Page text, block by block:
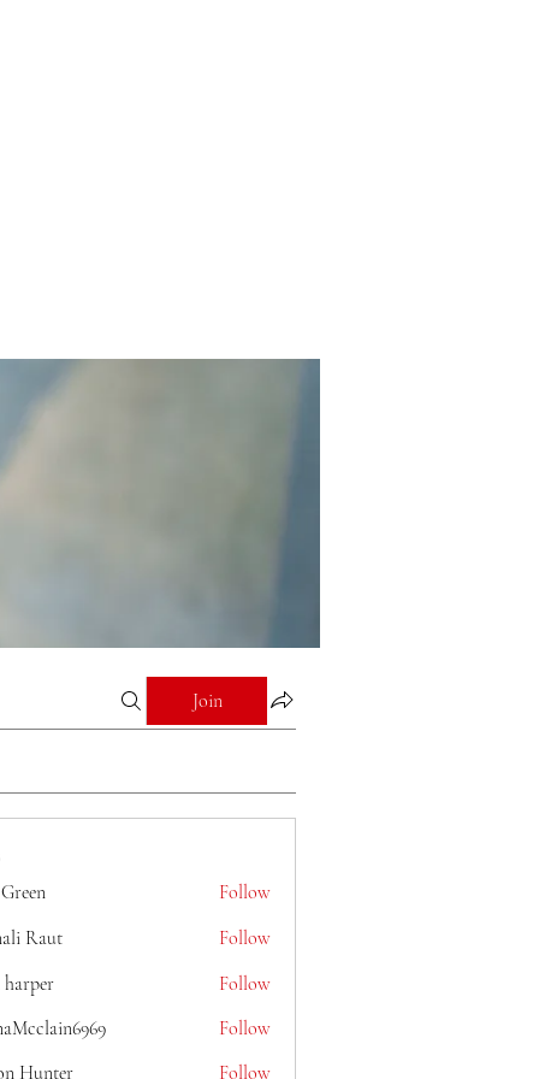
Join
Follow
Raut
Follow
harper
Follow
Follow
Hunter
Follow